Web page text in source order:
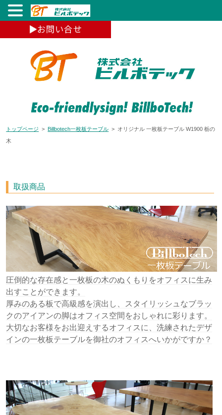
トップページ >Billbotech一枚板テーブル > オリジナル 一枚板テーブル W1900 栃の
木
取扱商品
圧倒的な存在感と一枚板の木のぬくもりをオフィスに生み
出すことができます。
厚みのある板で高級感を演出し、スタイリッシュなブラッ
クのアイアンの脚はオフィス空間をおしゃれに彩ります。
大切なお客様をお出迎えするオフィスに、洗練されたデザ
インの一枚板テーブルを御社のオフィスへいかがですか？